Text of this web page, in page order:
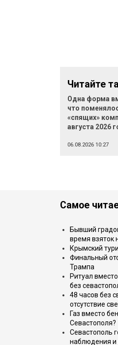
Читайте
Одна форма
что
«спящих»
августа 2026
06.08.2026 10:27
Самое
Бывший
время взяток
Крымский
Финальный
Трампа
Ритуал
без
48 часов без
отсутствие
Газ вместо
Севастополя?
Севастополь
наблюдения и